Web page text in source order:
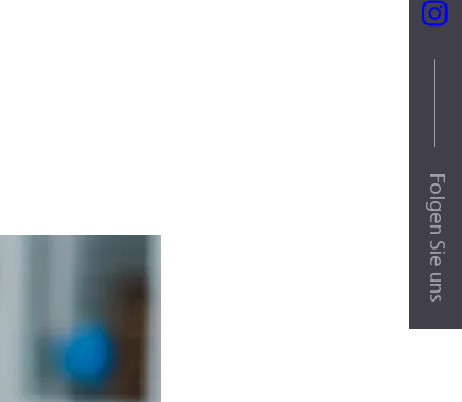
Folgen Sie uns